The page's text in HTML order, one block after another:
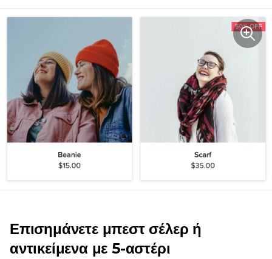
Επισημάνετε μπεστ σέλερ ή
αντικείμενα με5-αστέρι